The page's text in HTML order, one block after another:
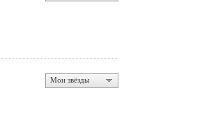
Мои звёзды